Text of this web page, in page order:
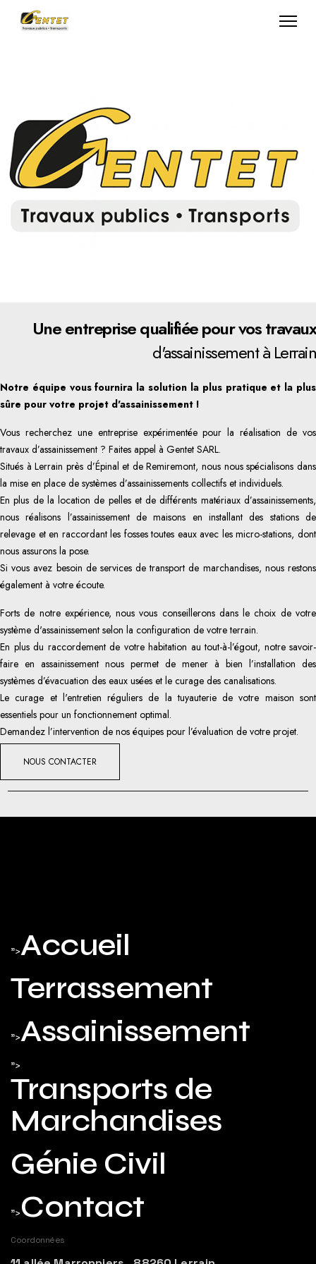
Une entreprise qualifiée pour vos travaux
d'assainissement à Lerrain
Notre équipe vous fournira la solution la plus pratique et la plus
sûre pour votre projet d'assainissement !
Vous recherchez une entreprise expérimentée pour la réalisation de vos
travaux d’assainissement ? Faites appel à Gentet SARL.
Situés à Lerrain près d’Épinal et de Remiremont, nous nous spécialisons dans
la mise en place de systèmes d’assainissements collectifs et individuels.
En plus de la location de pelles et de différents matériaux d’assainissements,
nous réalisons l’assainissement de maisons en installant des stations de
relevage et en raccordant les fosses toutes eaux avec les micro-stations, dont
nous assurons la pose.
Si vous avez besoin de services de transport de marchandises, nous restons
également à votre écoute.
Forts de notre expérience, nous vous conseillerons dans le choix de votre
système d'assainissement selon la configuration de votre terrain.
En plus du raccordement de votre habitation au tout-à-l’égout, notre savoir-
faire en assainissement nous permet de mener à bien l’installation des
systèmes d’évacuation des eaux usées et le curage des canalisations.
Le curage et l'entretien réguliers de la tuyauterie de votre maison sont
essentiels pour un fonctionnement optimal.
Demandez l’intervention de nos équipes pour l’évaluation de votre projet.
NOUS CONTACTER
">Accueil
Terrassement
">Assainissement
">
Transports de
Marchandises
Génie Civil
">Contact
Coordonnées